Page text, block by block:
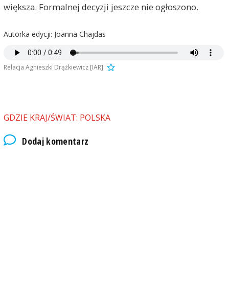
większa. Formalnej decyzji jeszcze nie ogłoszono.
Autorka edycji: Joanna Chajdas
Relacja Agnieszki Drążkiewicz [IAR]
GDZIE KRAJ/ŚWIAT: POLSKA
Dodaj komentarz